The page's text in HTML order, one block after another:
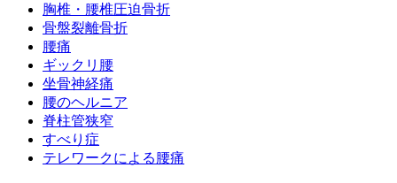
胸椎・腰椎圧迫骨折
骨盤裂離骨折
腰痛
ギックリ腰
坐骨神経痛
腰のヘルニア
脊柱管狭窄
すべり症
テレワークによる腰痛